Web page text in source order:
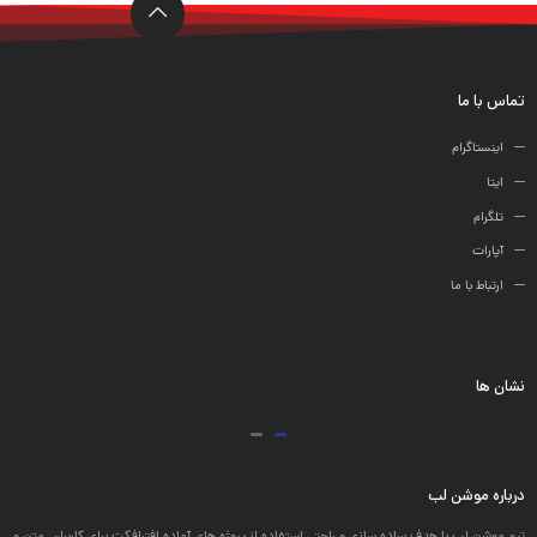
ها
تماس با ما
اینستاگرام
ایتا
تلگرام
آپارات
ارتباط با ما
نشان ها
درباره موشن لب